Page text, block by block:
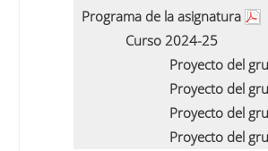
Programa de la asignatura
Curso 2024-25
Proyecto del
Proyecto del
Proyecto del
Proyecto del